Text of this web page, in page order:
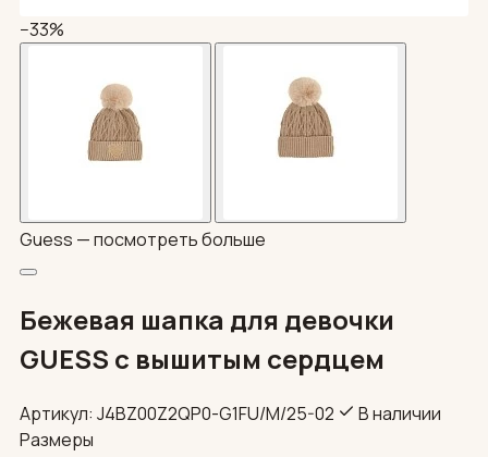
−33%
Guess —посмотреть больше
Бежевая шапка для девочки
GUESS с вышитым сердцем
Артикул: J4BZ00Z2QP0-G1FU/М/25-02
В наличии
Размеры